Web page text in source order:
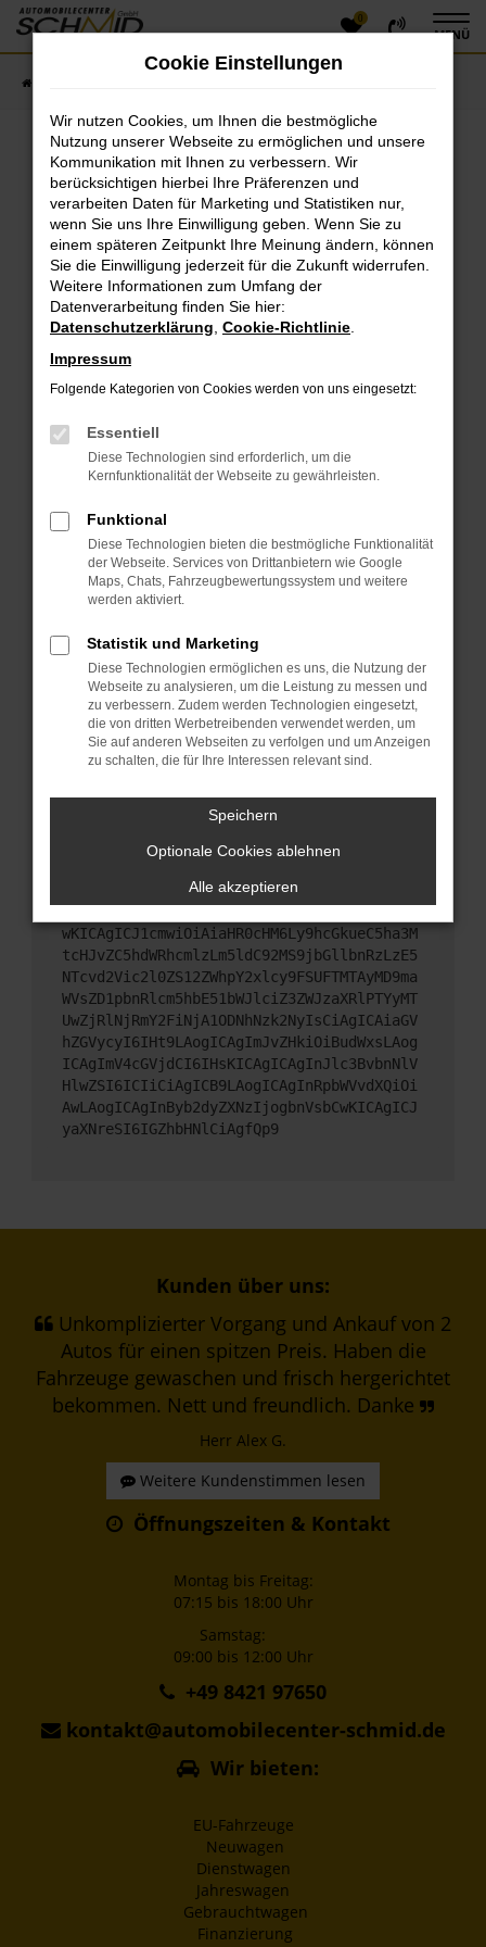
Zum
Hauptinhalt
0
MENÜ
Fehler: Network Error
Beim Laden ist ein Fehler aufgetreten.
Hier sind ein paar Tipps, die dir helfen können:
Überprüfe deine Firewall und deine
Internetverbindung.
Laden andere Webseiten, zum Beispiel deine
Suchmaschine?
Prüfe deine Browsererweiterungen.
das Laden bestimmter Seiten verhindern.
Funktioniert die Seite in einem anderen Browser
oder in einem privaten Fenster?
Das kann manchmal helfen, vorübergehende
Probleme zu beheben.
Stelle sicher, dass dein Browser und dein
Betriebssystem auf dem neuesten Stand sind.
Sicherheitsrisiko, sondern kann auch dazu führen,
dass bestimmte Funktionen nicht mehr
unterstützt werden.
Wende dich an den Webseitenbetreiber.
Wenn du alle oben genannten Schritte versucht
hast, kontaktiere uns bitte. Wir werden versuchen,
das Problem zu beheben. Du kannst uns diesen
Text schicken, um uns bei der Fehlersuche zu
unterstützen:
ewogICJuYW1lIjogIk5ldHdvcmtFcnJvciIsCiAgI
mNvbmZpZyI6IHsKICAgICJtZXRob2QiOiAiR0VUIi
wKICAgICJ1cmwiOiAiaHR0cHM6Ly9hcGkueC5ha3M
tcHJvZC5hdWRhcmlzLm5ldC92MS9jbGllbnRzLzE5
NTcvd2Vic2l0ZS12ZWhpY2xlcy9FSUFTMTAyMD9ma
WVsZD1pbnRlcm5hbE51bWJlciZ3ZWJzaXRlPTYyMT
UwZjRlNjRmY2FiNjA1ODNhNzk2NyIsCiAgICAiaGV
hZGVycyI6IHt9LAogICAgImJvZHkiOiBudWxsLAog
ICAgImV4cGVjdCI6IHsKICAgICAgInJlc3BvbnNlV
HlwZSI6ICIiCiAgICB9LAogICAgInRpbWVvdXQiOi
AwLAogICAgInByb2dyZXNzIjogbnVsbCwKICAgICJ
yaXNreSI6IGZhbHNlCiAgfQp9
Kunden über uns:
Unkomplizierter Vorgang und Ankauf von 2
Autos für einen spitzen Preis. Haben die
Fahrzeuge gewaschen und frisch hergerichtet
bekommen. Nett und freundlich. Danke
Herr Alex G.
Weitere Kundenstimmen lesen
Öffnungszeiten & Kontakt
Montag bis Freitag:
07:15 bis 18:00 Uhr
Samstag:
09:00 bis 12:00 Uhr
+49 8421 97650
kontakt@automobilecenter-schmid.de
Wir bieten:
EU-Fahrzeuge
Neuwagen
Dienstwagen
Jahreswagen
Gebrauchtwagen
Finanzierung
Cookie Einstellungen
Wir nutzen Cookies, um Ihnen die bestmögliche
Nutzung unserer Webseite zu ermöglichen und unsere
Kommunikation mit Ihnen zu verbessern. Wir
berücksichtigen hierbei Ihre Präferenzen und
verarbeiten Daten für Marketing und Statistiken nur,
wenn Sie uns Ihre Einwilligung geben. Wenn Sie zu
einem späteren Zeitpunkt Ihre Meinung ändern, können
Sie die Einwilligung jederzeit für die Zukunft widerrufen.
Weitere Informationen zum Umfang der
Datenverarbeitung finden Sie hier:
Datenschutzerklärung Cookie-Richtlinie
Impressum
Folgende Kategorien von Cookies werden von uns eingesetzt:
Essentiell
Diese Technologien sind erforderlich, um die
Kernfunktionalität der Webseite zu gewährleisten.
Funktional
Diese Technologien bieten die bestmögliche Funktionalität
der Webseite. Services von Drittanbietern wie Google
Maps, Chats, Fahrzeugbewertungssystem und weitere
werden aktiviert.
Statistik und Marketing
Diese Technologien ermöglichen es uns, die Nutzung der
Webseite zu analysieren, um die Leistung zu messen und
zu verbessern. Zudem werden Technologien eingesetzt,
die von dritten Werbetreibenden verwendet werden, um
Sie auf anderen Webseiten zu verfolgen und um Anzeigen
zu schalten, die für Ihre Interessen relevant sind.
Speichern
Optionale Cookies ablehnen
Alle akzeptieren